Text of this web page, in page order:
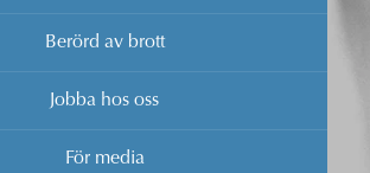
Berörd av brott
Jobba hos oss
För media